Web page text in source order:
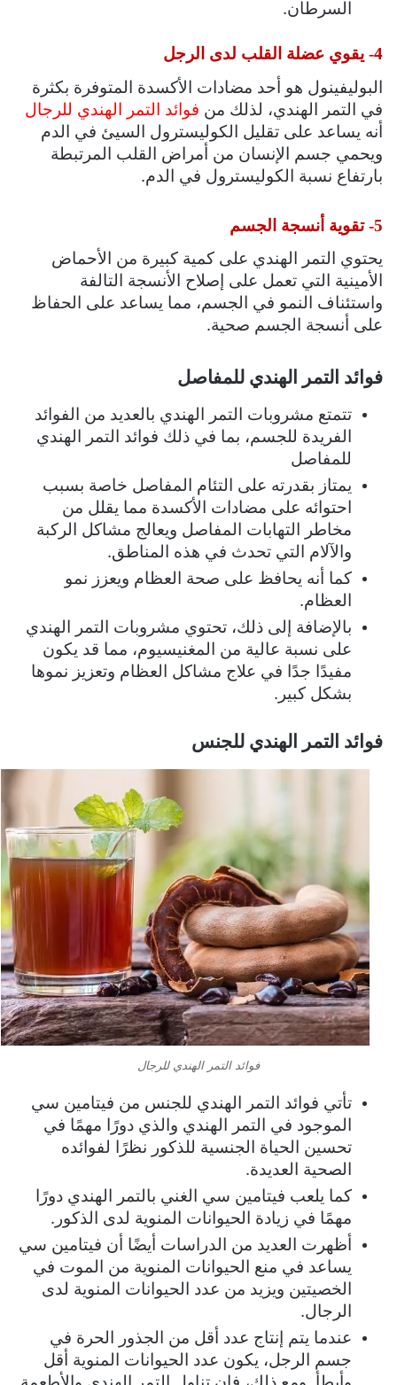
السرطان.
4- يقوي عضلة القلب لدى الرجل
البوليفينول هو أحد مضادات الأكسدة المتوفرة بكثرة
في التمر الهندي، لذلك من فوائد التمر الهندي للرجال
أنه يساعد على تقليل الكوليسترول السيئ في الدم
ويحمي جسم الإنسان من أمراض القلب المرتبطة
بارتفاع نسبة الكوليسترول في الدم.
5- تقوية أنسجة الجسم
يحتوي التمر الهندي على كمية كبيرة من الأحماض
الأمينية التي تعمل على إصلاح الأنسجة التالفة
واستئناف النمو في الجسم، مما يساعد على الحفاظ
على أنسجة الجسم صحية.
فوائد التمر الهندي للمفاصل
تتمتع مشروبات التمر الهندي بالعديد من الفوائد
الفريدة للجسم، بما في ذلك فوائد التمر الهندي
للمفاصل
يمتاز بقدرته على التئام المفاصل خاصة بسبب
احتوائه على مضادات الأكسدة مما يقلل من
مخاطر التهابات المفاصل ويعالج مشاكل الركبة
والآلام التي تحدث في هذه المناطق.
كما أنه يحافظ على صحة العظام ويعزز نمو
العظام.
بالإضافة إلى ذلك، تحتوي مشروبات التمر الهندي
على نسبة عالية من المغنيسيوم، مما قد يكون
مفيدًا جدًا في علاج مشاكل العظام وتعزيز نموها
بشكل كبير.
فوائد التمر الهندي للجنس
فوائد التمر الهندي للرجال
تأتي فوائد التمر الهندي للجنس من فيتامين سي
الموجود في التمر الهندي والذي دورًا مهمًا في
تحسين الحياة الجنسية للذكور نظرًا لفوائده
الصحية العديدة.
كما يلعب فيتامين سي الغني بالتمر الهندي دورًا
مهمًا في زيادة الحيوانات المنوية لدى الذكور.
أظهرت العديد من الدراسات أيضًا أن فيتامين سي
يساعد في منع الحيوانات المنوية من الموت في
الخصيتين ويزيد من عدد الحيوانات المنوية لدى
الرجال.
عندما يتم إنتاج عدد أقل من الجذور الحرة في
جسم الرجل، يكون عدد الحيوانات المنوية أقل